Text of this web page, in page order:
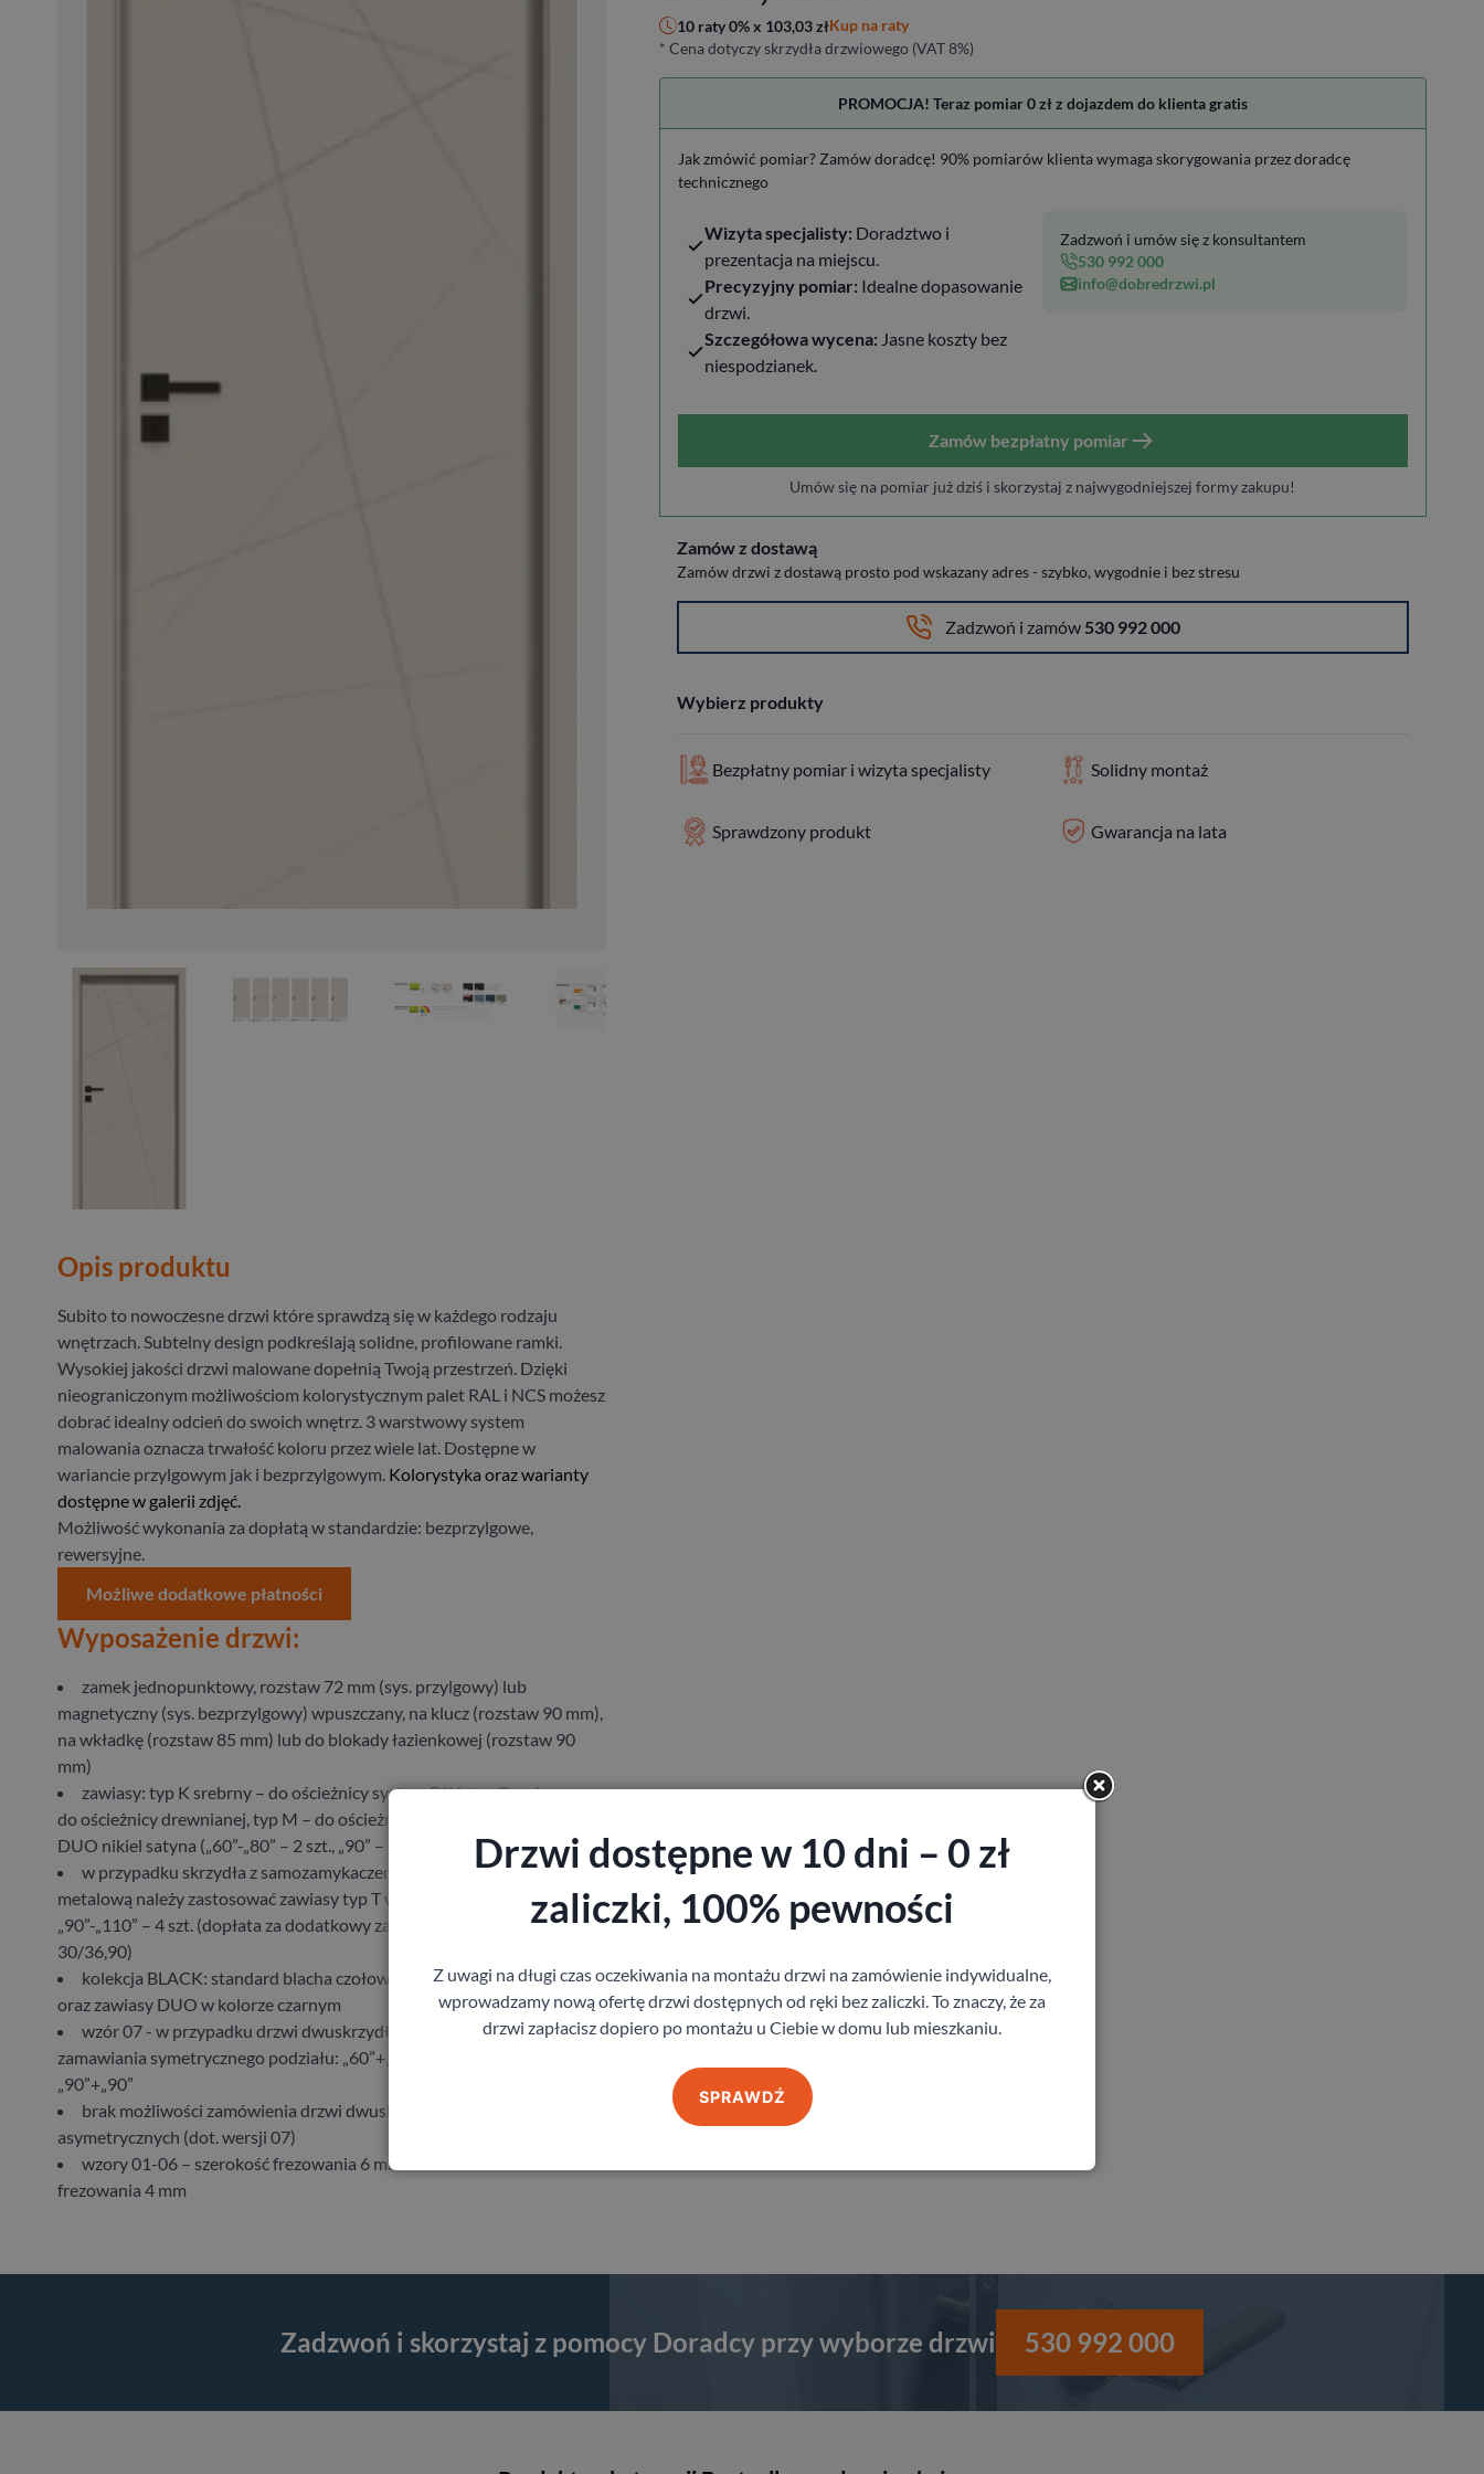
Opis produktu
Subito to nowoczesne drzwi które sprawdzą się w każdego rodzaju
wnętrzach. Subtelny design podkreślają solidne, profilowane ramki.
Wysokiej jakości drzwi malowane dopełnią Twoją przestrzeń. Dzięki
nieograniczonym możliwościom kolorystycznym palet RAL i NCS możesz
dobrać idealny odcień do swoich wnętrz. 3 warstwowy system
malowania oznacza trwałość koloru przez wiele lat. Dostępne w
wariancie przylgowym jak i bezprzylgowym. Kolorystyka oraz warianty
dostępne w galerii zdjęć.
Możliwość wykonania za dopłatą w standardzie: bezprzylgowe,
rewersyjne.
Możliwe dodatkowe płatności
Wyposażenie drzwi:
zamek jednopunktowy, rozstaw 72 mm (sys. przylgowy) lub
magnetyczny (sys. bezprzylgowy) wpuszczany, na klucz (rozstaw 90 mm),
na wkładkę (rozstaw 85 mm) lub do blokady łazienkowej (rozstaw 90
mm)
zawiasy: typ K srebrny – do ościeżnicy system DIN, typ C srebrny –
do ościeżnicy drewnianej, typ M – do ościeżnicy metalowej lub kryty
DUO nikiel satyna („60”-„80” – 2 szt., „90” – 3 szt.)
w przypadku skrzydła z samozamykaczem oraz ościeżnicą DIN lub
metalową należy zastosować zawiasy typ T w ilości „60”-„80” – 3 szt.;
„90”-„110” – 4 szt. (dopłata za dodatkowy zawias typ T w wysokości
30/36,90)
kolekcja BLACK: standard blacha czołowa zamka magnetycznego
oraz zawiasy DUO w kolorze czarnym
wzór 07 - w przypadku drzwi dwuskrzydłowych możliwość
zamawiania symetrycznego podziału: „60”+„60”, „70”+„70”, „80”+„80”,
„90”+„90”
brak możliwości zamówienia drzwi dwuskrzydłowych
asymetrycznych (dot. wersji 07)
wzory 01-06 – szerokość frezowania 6 mm wzór 07 – szerokość
frezowania 4 mm
10 raty 0% x 103,03złKup na raty
* Cena dotyczy skrzydła drzwiowego (VAT 8%)
PROMOCJA! Teraz pomiar 0 zł z dojazdem do klienta gratis
Jak zmówić pomiar? Zamów doradcę! 90% pomiarów klienta wymaga skorygowania przez doradcę
technicznego
Wizyta specjalisty: Doradztwo i
prezentacja na miejscu.
Precyzyjny pomiar: Idealne dopasowanie
drzwi.
Szczegółowa wycena: Jasne koszty bez
niespodzianek.
Zadzwoń i umów się z konsultantem
530 992 000
info@dobredrzwi.pl
Zamów bezpłatny pomiar
Umów się na pomiar już dziś i skorzystaj z najwygodniejszej formy zakupu!
Zamów z dostawą
Zamów drzwi z dostawą prosto pod wskazany adres - szybko, wygodnie i bez stresu
Zadzwoń i zamów 530 992 000
Wybierz produkty
Bezpłatny pomiar i wizyta specjalisty Solidny montaż
Sprawdzony produkt Gwarancja na lata
Zadzwoń i skorzystaj z pomocy Doradcy przy wyborze drzwi 530 992 000
Drzwi dostępne w 10 dni – 0 zł
zaliczki, 100% pewności
Z uwagi na długi czas oczekiwania na montażu drzwi na zamówienie indywidualne,
wprowadzamy nową ofertę drzwi dostępnych od ręki bez zaliczki. To znaczy, że za
drzwi zapłacisz dopiero po montażu u Ciebie w domu lub mieszkaniu.
SPRAWDŹ